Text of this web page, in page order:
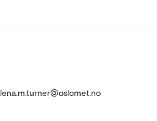
lena.m.turner@oslomet.no